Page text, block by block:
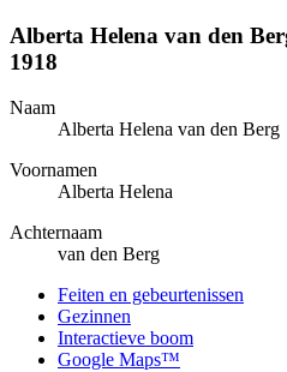
Alberta Helena van den
1918
Naam
Alberta Helena van den Berg
Voornamen
Alberta Helena
Achternaam
van den Berg
Feiten en gebeurtenissen
Gezinnen
Interactieve boom
Google Maps™